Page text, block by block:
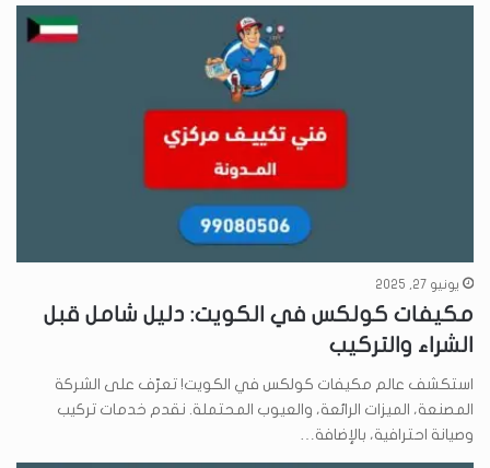
يونيو 27, 2025
مكيفات كولكس في الكويت: دليل شامل قبل
الشراء والتركيب
استكشف عالم مكيفات كولكس في الكويت! تعرّف على الشركة
المصنعة، الميزات الرائعة، والعيوب المحتملة. نقدم خدمات تركيب
وصيانة احترافية، بالإضافة…